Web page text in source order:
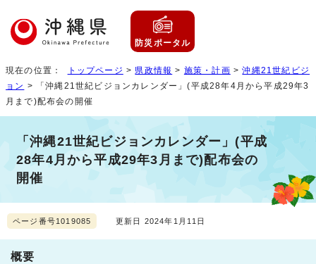
防災ポータル
現在の位置： トップページ > 県政情報 > 施策・計画 >沖縄21世紀ビジ
ョン > 「沖縄21世紀ビジョンカレンダー」(平成28年4月から平成29年3
月まで)配布会の開催
「沖縄21世紀ビジョンカレンダー」(平成
28年4月から平成29年3月まで)配布会の
開催
ページ番号1019085 更新日 2024年1月11日
概要